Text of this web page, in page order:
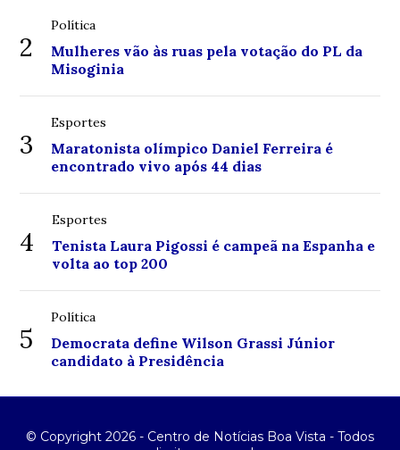
2
Política
Mulheres vão às ruas pela votação do PL da
Misoginia
3
Esportes
Maratonista olímpico Daniel Ferreira é
encontrado vivo após 44 dias
4
Esportes
Tenista Laura Pigossi é campeã na Espanha e
volta ao top 200
5
Política
Democrata define Wilson Grassi Júnior
candidato à Presidência
© Copyright 2026 - Centro de Notícias Boa Vista - Todos